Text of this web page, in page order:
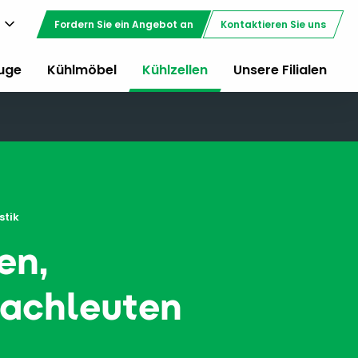
Fordern Sie ein Angebot an Kontaktieren Sie uns
Kühlmöbel Kühlzellen Unsere Filialen